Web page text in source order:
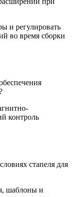
и регулировать
во время сборки
контроль
стапеля для
шаблоны и